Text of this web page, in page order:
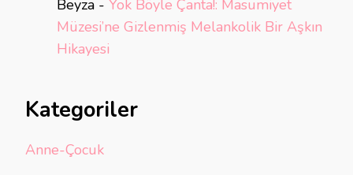
Beyza - Yok Böyle Çanta!: Masumiyet
Müzesi’ne Gizlenmiş Melankolik Bir Aşkın
Hikayesi
Kategoriler
Anne-Çocuk